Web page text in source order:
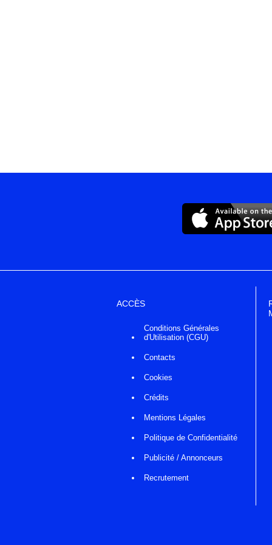
ACCÈS
Conditions Générales
d'Utilisation (CGU)
Contacts
Cookies
Crédits
Mentions Légales
Politique de Confidentialité
Publicité / Annonceurs
Recrutement